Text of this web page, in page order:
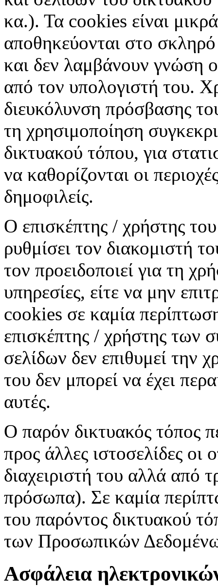
κα.). Τα cookies είναι
αποθηκεύονται στο
και δεν λαμβάνουν γνώση
από τον υπολογιστή του.
διευκόλυνση πρόσβασης
τη χρησιμοποίηση
δικτυακού τόπου, για
να καθορίζονται οι
δημοφιλείς.
Ο επισκέπτης / χρήστης
ρυθμίσει τον διακομιστή
τον προειδοποιεί για τη
υπηρεσίες, είτε να μην
cookies σε καμία
επισκέπτης / χρήστης των
σελίδων δεν επιθυμεί την
του δεν μπορεί να έχει
αυτές.
Ο παρόν δικτυακός τόπος
προς άλλες ιστοσελίδες οι
διαχειριστή του αλλά από
πρόσωπα). Σε καμία
του παρόντος δικτυακού
των Προσωπικών
Ασφάλεια